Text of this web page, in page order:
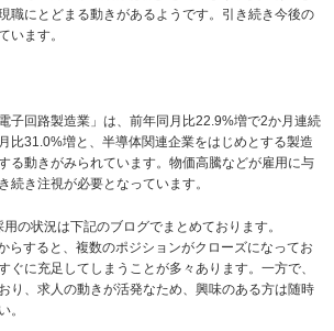
職にとどまる動きがあるようです。引き続き今後の
います。
子回路製造業」は、前年同月比22.9%増で2か月連続
比31.0%増と、半導体関連企業をはじめとする製造
る動きがみられています。物価高騰などが雇用に与
続き注視が必要となっています。
の状況は下記のブログでまとめております。
らすると、複数のポジションがクローズになってお
ぐに充足してしまうことが多々あります。一方で、
り、求人の動きが活発なため、興味のある方は随時
。